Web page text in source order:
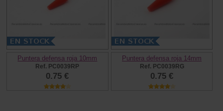
Puntera defensa roja 10mm
Ref. PC0039RP
0.75 €
Puntera defensa roja 14mm
Ref. PC0039RG
0.75 €